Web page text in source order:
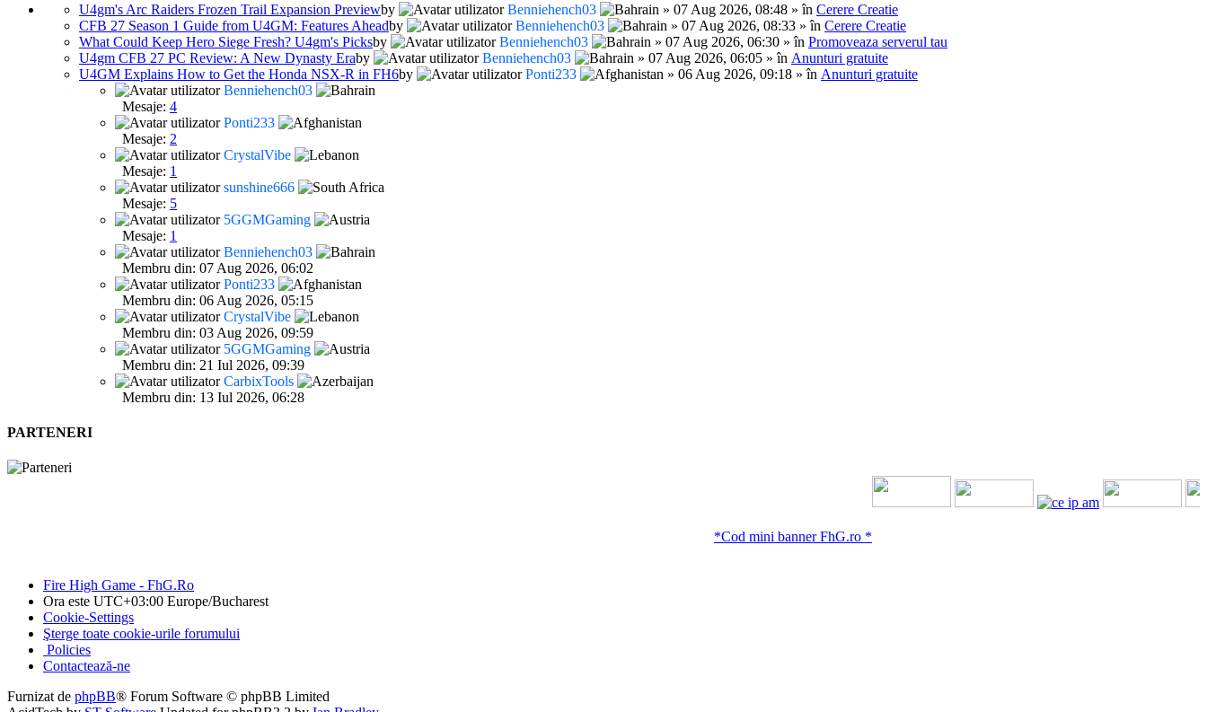
U4gm's Arc Raiders Frozen Trail Expansion Previewby Benniehench03 » 07 Aug 2026, 08:48 » în Cerere Creatie
CFB 27 Season 1 Guide from U4GM: Features Aheadby Benniehench03 » 07 Aug 2026, 08:33 » în Cerere Creatie
What Could Keep Hero Siege Fresh? U4gm's Picksby Benniehench03 » 07 Aug 2026, 06:30 » în Promoveaza serverul tau
U4gm CFB 27 PC Review: A New Dynasty Eraby Benniehench03 » 07 Aug 2026, 06:05 » în Anunturi gratuite
U4GM Explains How to Get the Honda NSX-R in FH6by Ponti233 » 06 Aug 2026, 09:18 » în Anunturi gratuite
Benniehench03
Mesaje: 4
Ponti233
Mesaje: 2
CrystalVibe
Mesaje: 1
sunshine666
Mesaje: 5
5GGMGaming
Mesaje: 1
Benniehench03
Membru din: 07 Aug 2026, 06:02
Ponti233
Membru din: 06 Aug 2026, 05:15
CrystalVibe
Membru din: 03 Aug 2026, 09:59
5GGMGaming
Membru din: 21 Iul 2026, 09:39
CarbixTools
Membru din: 13 Iul 2026, 06:28
PARTENERI
*Cod mini banner FhG.ro *
Fire High Game - FhG.Ro
Ora este UTC+03:00 Europe/Bucharest
Cookie-Settings
Şterge toate cookie-urile forumului
Policies
Contactează-ne
Furnizat de phpBB® Forum Software © phpBB Limited